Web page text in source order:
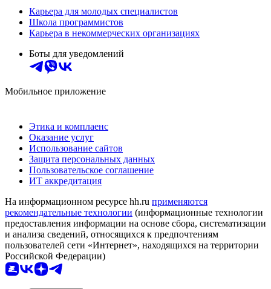
Карьера для молодых специалистов
Школа программистов
Карьера в некоммерческих организациях
Боты для уведомлений
Мобильное приложение
Этика и комплаенс
Оказание услуг
Использование сайтов
Защита персональных данных
Пользовательское соглашение
ИТ аккредитация
На информационном ресурсе hh.ru применяются
рекомендательные технологии (информационные технологии
предоставления информации на основе сбора, систематизации
и анализа сведений, относящихся к предпочтениям
пользователей сети «Интернет», находящихся на территории
Российской Федерации)